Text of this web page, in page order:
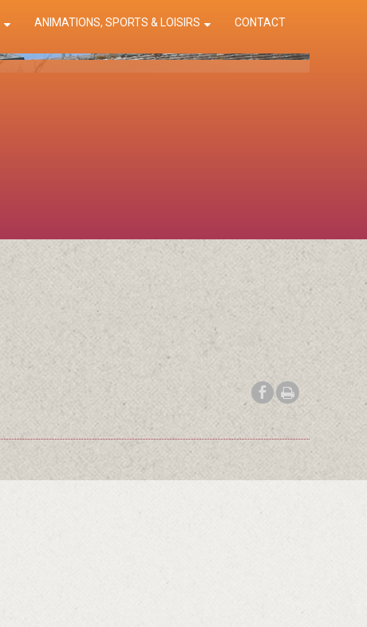
ANIMATIONS, SPORTS & LOISIRS CONTACT